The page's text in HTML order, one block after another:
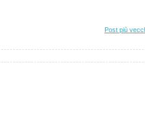
Post più